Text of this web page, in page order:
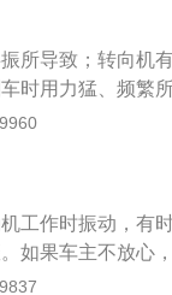
检修；3、进气不
产生堵塞了就会
、节气门积碳、
清理积碳，定期
椅下方的轨道。
震动情况，开车会
所导致；转向机
时用力猛、频繁
脚是否可等。转
否和发动机怠速
这种情况多为转
方向盘震动，如
用时由于擦、撞
成：如果汽车车
工作时振动，有
如果车主不放心
靠，机器脚垫是